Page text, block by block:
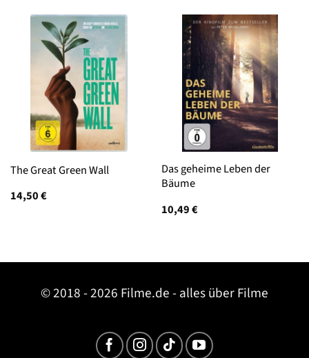
The Great Green Wall
14,50€
Das geheime Leben der
Bäume
10,49€
© 2018 - 2026 Filme.de - alles über Filme